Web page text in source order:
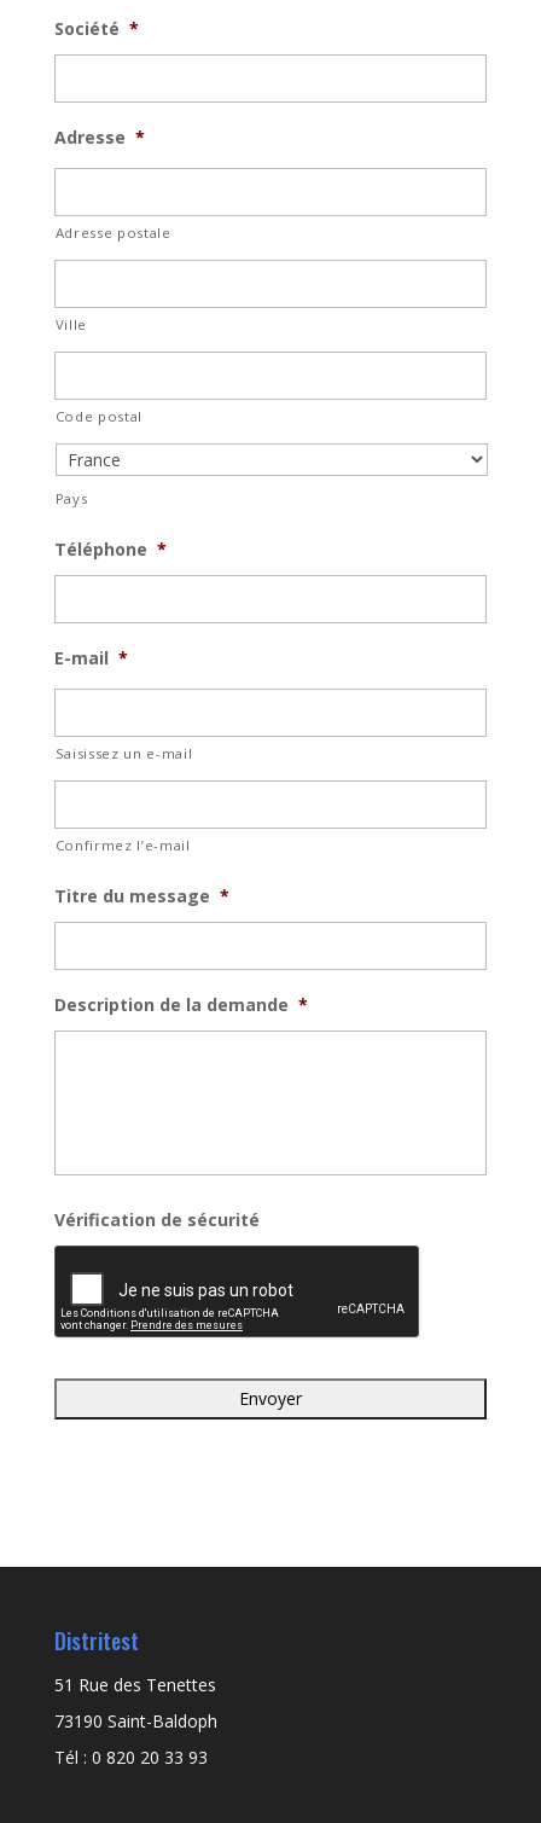
Société *
Adresse *
Adresse postale
Ville
Code postal
Pays
Téléphone *
E-mail *
Saisissez un e-mail
Confirmez l’e-mail
Titre du message *
Description de la demande *
Vérification de sécurité
Distritest
51 Rue des Tenettes
73190 Saint-Baldoph
Tél : 0 820 20 33 93